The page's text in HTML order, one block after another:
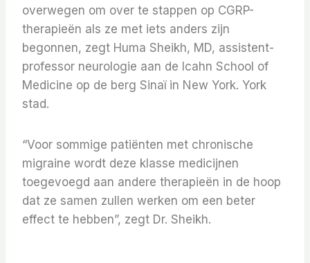
overwegen om over te stappen op CGRP-
therapieën als ze met iets anders zijn
begonnen, zegt Huma Sheikh, MD, assistent-
professor neurologie aan de Icahn School of
Medicine op de berg Sinaï in New York. York
stad.
“Voor sommige patiënten met chronische
migraine wordt deze klasse medicijnen
toegevoegd aan andere therapieën in de hoop
dat ze samen zullen werken om een ​​beter
effect te hebben”, zegt Dr. Sheikh.